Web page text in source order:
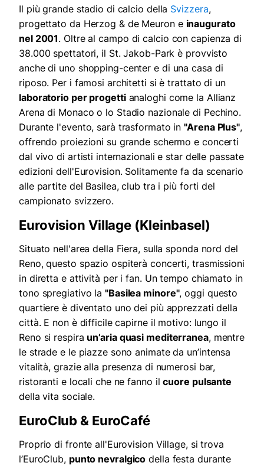
Il più grande stadio di calcio della Svizzera,
progettato da Herzog & de Meuron e inaugurato
nel 2001. Oltre al campo di calcio con capienza di
38.000 spettatori, il St. Jakob-Park è provvisto
anche di uno shopping-center e di una casa di
riposo. Per i famosi architetti si è trattato di un
laboratorio per progettianaloghi come la Allianz
Arena di Monaco o lo Stadio nazionale di Pechino.
Durante l'evento, sarà trasformato in"Arena Plus",
offrendo proiezioni su grande schermo e concerti
dal vivo di artisti internazionali e star delle passate
edizioni dell'Eurovision. Solitamente fa da scenario
alle partite del Basilea, club tra i più forti del
campionato svizzero.
Eurovision Village (Kleinbasel)
Situato nell'area della Fiera, sulla sponda nord del
Reno, questo spazio ospiterà concerti, trasmissioni
in diretta e attività per i fan. Un tempo chiamato in
tono spregiativo la "Basilea minore", oggi questo
quartiere è diventato uno dei più apprezzati della
città. E non è difficile capirne il motivo: lungo il
Reno si respira un’aria quasi mediterranea, mentre
le strade e le piazze sono animate da un’intensa
vitalità, grazie alla presenza di numerosi bar,
ristoranti e locali che ne fanno ilcuore pulsante
della vita sociale.
EuroClub & EuroCafé
Proprio di fronte all'Eurovision Village, si trova
l’EuroClub, punto nevralgico della festa durante